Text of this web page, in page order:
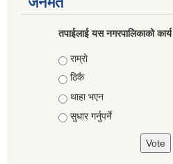
तपाईलाई यस नगरपालिकाको
Choices
राम्रो
ठिकै
थाहा भएन
सुधार गर्नुपर्ने